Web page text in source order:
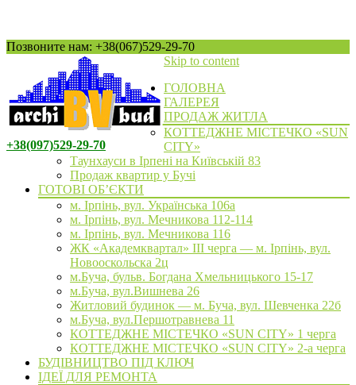
Позвоните нам: +38(067)529-29-70
+38(097)529-29-70
Skip to content
ГОЛОВНА
ГАЛЕРЕЯ
ПРОДАЖ ЖИТЛА
КОТТЕДЖНЕ МІСТЕЧКО «SUN
CITY»
Таунхауси в Ірпені на Київській 83
Продаж квартир у Бучі
ГОТОВІ ОБ’ЄКТИ
м. Ірпінь, вул. Українська 106а
м. Ірпінь, вул. Мечникова 112-114
м. Ірпінь, вул. Мечникова 116
ЖК «Академквартал» III черга — м. Ірпінь, вул.
Новооскольска 2ц
м.Буча, бульв. Богдана Хмельницького 15-17
м.Буча, вул.Вишнева 26
Житловий будинок — м. Буча, вул. Шевченка 22б
м.Буча, вул.Першотравнева 11
КОТТЕДЖНЕ МІСТЕЧКО «SUN CITY» 1 черга
КОТТЕДЖНЕ МІСТЕЧКО «SUN CITY» 2-а черга
БУДІВНИЦТВО ПІД КЛЮЧ
ІДЕЇ ДЛЯ РЕМОНТА